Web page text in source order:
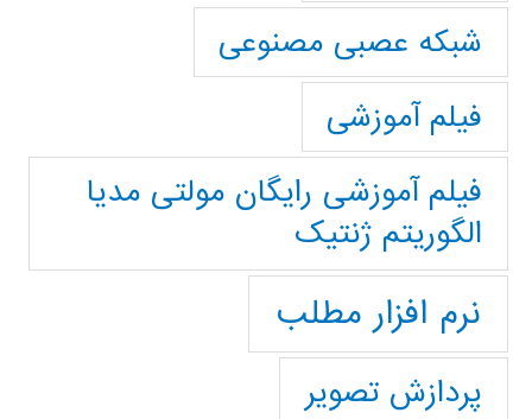
شبکه عصبی مصنوعی
فیلم آموزشی
فیلم آموزشی رایگان مولتی مدیا
الگوریتم ژنتیک
نرم افزار مطلب
پردازش تصویر